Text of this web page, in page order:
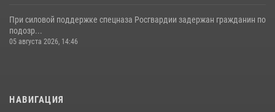
При силовой поддержке спецназа Росгвардии задержан гражданин по
подозр...
05 августа 2026, 14:46
НАВИГАЦИЯ